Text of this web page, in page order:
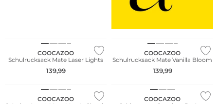
COOCAZOO
Schulrucksack Mate Laser Lights
139,99
COOCAZOO
Schulrucksack Mate Vanilla Bloom
139,99
COOCAZOO
COOCAZOO